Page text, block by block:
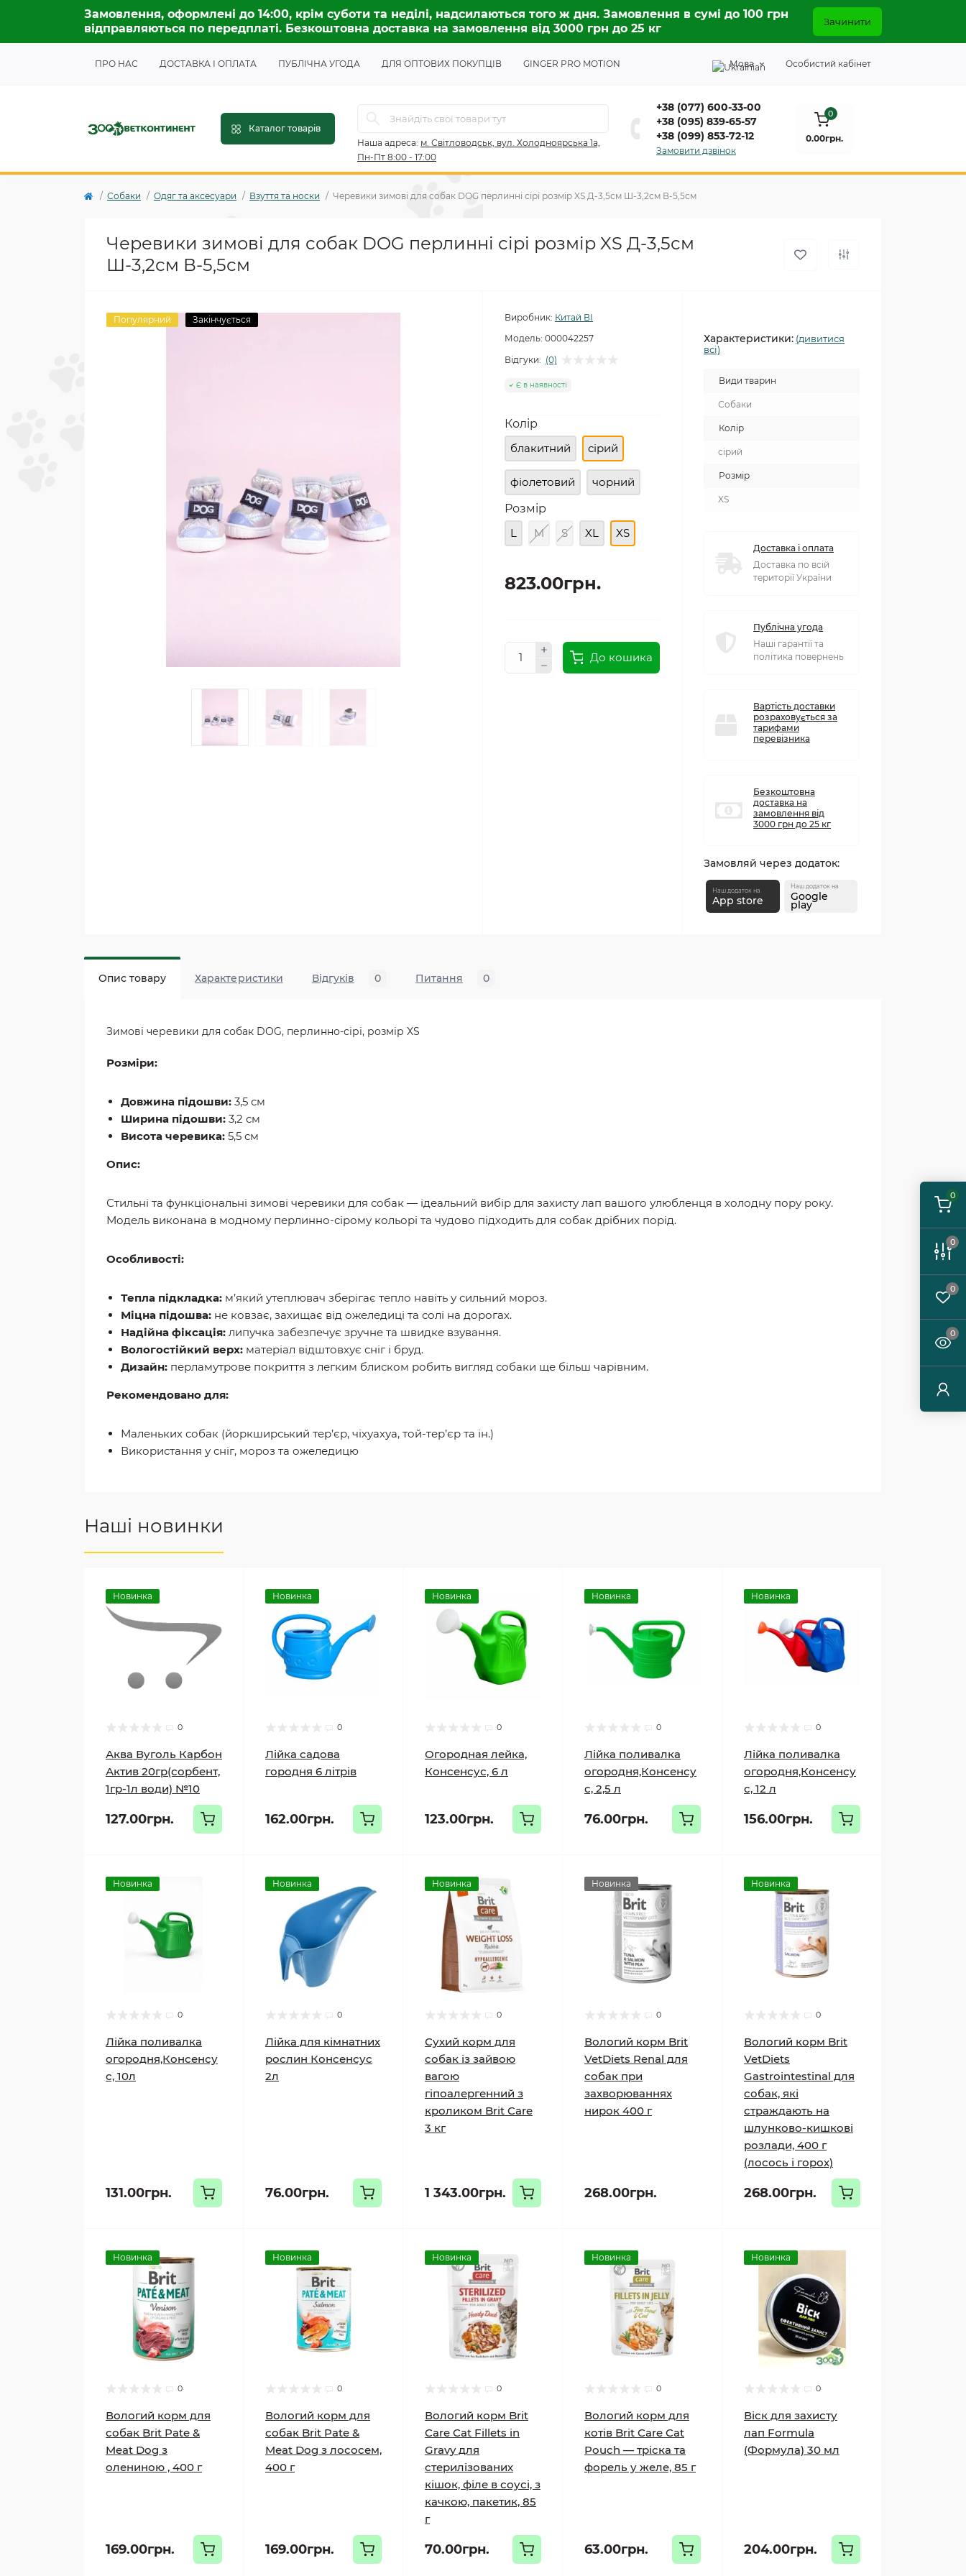
0
0
0
0
Замовлення, оформлені до 14:00, крім суботи та неділі, надсилаються того ж дня. Замовлення в сумі до 100 грн
відправляються по передплаті. Безкоштовна доставка на замовлення від 3000 грн до 25 кг
Зачинити
ПРО НАС ДОСТАВКА І ОПЛАТА ПУБЛІЧНА УГОДА ДЛЯ ОПТОВИХ ПОКУПЦІВ GINGER PRO MOTION Мова Особистий кабінет
Каталог товарів
Наша адреса: м. Світловодськ, вул. Холодноярська 1а,
Пн-Пт 8:00 - 17:00
+38 (077) 600-33-00
+38 (095) 839-65-57
+38 (099) 853-72-12
Замовити дзвінок
0
0.00грн.
Собаки Одяг та аксесуари Взуття та носки Черевики зимові для собак DOG перлинні сірі розмір XS Д-3,5см Ш-3,2см В-5,5см
Черевики зимові для собак DOG перлинні сірі розмір XS Д-3,5см
Ш-3,2см В-5,5см
Популярний Закінчується Виробник: Китай ВІ
Модель: 000042257
Відгуки: (0)
Є в наявності
Колір
блакитний
сірий
фіолетовий
чорний
Розмір
L
M S XL XS
823.00грн.
До кошика
Характеристики: (дивитися
всі)
Види тварин
Собаки
Колір
сірий
Розмір
XS
Доставка і оплата
Доставка по всій
території України
Публічна угода
Наші гарантії та
політика повернень
Вартість доставки
розраховується за
тарифами
перевізника
Безкоштовна
доставка на
замовлення від
3000 грн до 25 кг
Замовляй через додаток:
Наш додаток на
App store
Наш додаток на
Google
play
Опис товару Характеристики Відгуків 0 Питання 0
Зимові черевики для собак DOG, перлинно-сірі, розмір XS
Розміри:
Довжина підошви: 3,5 см
Ширина підошви: 3,2 см
Висота черевика: 5,5 см
Опис:
Стильні та функціональні зимові черевики для собак — ідеальний вибір для захисту лап вашого улюбленця в холодну пору року.
Модель виконана в модному перлинно-сірому кольорі та чудово підходить для собак дрібних порід.
Особливості:
Тепла підкладка: м’який утеплювач зберігає тепло навіть у сильний мороз.
Міцна підошва: не ковзає, захищає від ожеледиці та солі на дорогах.
Надійна фіксація: липучка забезпечує зручне та швидке взування.
Вологостійкий верх: матеріал відштовхує сніг і бруд.
Дизайн: перламутрове покриття з легким блиском робить вигляд собаки ще більш чарівним.
Рекомендовано для:
Маленьких собак (йоркширський тер’єр, чіхуахуа, той-тер’єр та ін.)
Використання у сніг, мороз та ожеледицю
Наші новинки
Новинка
0
Аква Вуголь Карбон
Актив 20гр(сорбент,
1гр-1л води) №10
127.00грн.
Новинка
0
Лійка садова
городня 6 літрів
162.00грн.
Новинка
0
Огородная лейка,
Консенсус, 6 л
123.00грн.
Новинка
0
Лійка поливалка
огородня,Консенсу
с, 2,5 л
76.00грн.
Новинка
0
Лійка поливалка
огородня,Консенсу
с, 12 л
156.00грн.
Новинка
0
Лійка поливалка
огородня,Консенсу
с, 10л
131.00грн.
Новинка
0
Лійка для кімнатних
рослин Консенсус
2л
76.00грн.
Новинка
0
Сухий корм для
собак із зайвою
вагою
гіпоалергенний з
кроликом Brit Care
3 кг
1 343.00грн.
Новинка
0
Вологий корм Brit
VetDiets Renal для
собак при
захворюваннях
нирок 400 г
268.00грн.
Новинка
0
Вологий корм Brit
VetDiets
Gastrointestinal для
собак, які
страждають на
шлунково-кишкові
розлади, 400 г
(лосось і горох)
268.00грн.
Новинка
0
Вологий корм для
собак Brit Pate &
Meat Dog з
олениною , 400 г
169.00грн.
Новинка
0
Вологий корм для
собак Brit Pate &
Meat Dog з лососем,
400 г
169.00грн.
Новинка
0
Вологий корм Brit
Care Cat Fillets in
Gravy для
стерилізованих
кішок, філе в соусі, з
качкою, пакетик, 85
г
70.00грн.
Новинка
0
Вологий корм для
котів Brit Care Cat
Pouch — тріска та
форель у желе, 85 г
63.00грн.
Новинка
0
Віск для захисту
лап Formula
(Формула) 30 мл
204.00грн.